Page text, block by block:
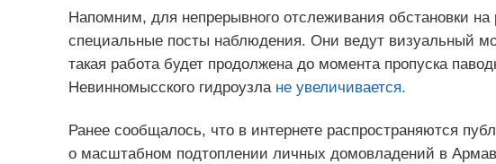
Напомним, для непрерывного отслеживания обстановки на
специальные посты наблюдения. Они ведут визуальный
такая работа будет продолжена до момента пропуска
Невинномысского гидроузла не увеличивается.
Ранее сообщалось, что в интернете распространяются
о масштабном подтоплении личных домовладений в